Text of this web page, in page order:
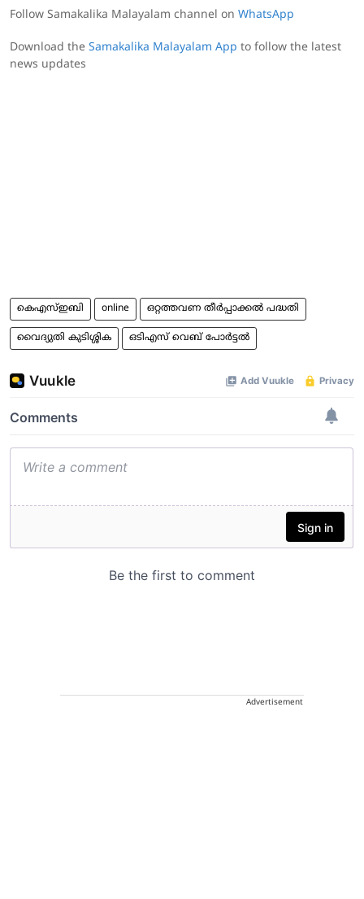
Follow Samakalika Malayalam channel on WhatsApp
Download the Samakalika Malayalam App to follow the latest
news updates
കെഎസ്ഇബി online ഒറ്റത്തവണ തീര്‍പ്പാക്കല്‍ പദ്ധതി
വൈദ്യുതി കുടിശ്ശിക ഒടിഎസ് വെബ് പോര്‍ട്ടല്‍
Advertisement